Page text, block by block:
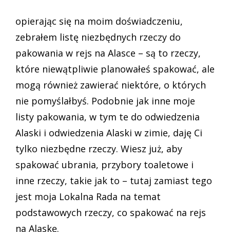
opierając się na moim doświadczeniu,
zebrałem listę niezbędnych rzeczy do
pakowania w rejs na Alasce – są to rzeczy,
które niewątpliwie planowałeś spakować, ale
mogą również zawierać niektóre, o których
nie pomyślałbyś. Podobnie jak inne moje
listy pakowania, w tym te do odwiedzenia
Alaski i odwiedzenia Alaski w zimie, daję Ci
tylko niezbędne rzeczy. Wiesz już, aby
spakować ubrania, przybory toaletowe i
inne rzeczy, takie jak to – tutaj zamiast tego
jest moja Lokalna Rada na temat
podstawowych rzeczy, co spakować na rejs
na Alaskę.